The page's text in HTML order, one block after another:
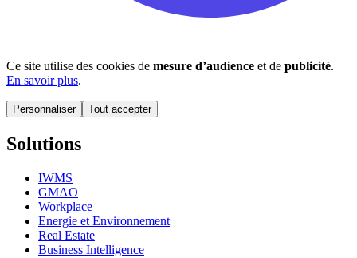
Ce site utilise des cookies de mesure d’audience et de publicité.
En savoir plus.
Personnaliser Tout accepter
Solutions
IWMS
GMAO
Workplace
Energie et Environnement
Real Estate
Business Intelligence